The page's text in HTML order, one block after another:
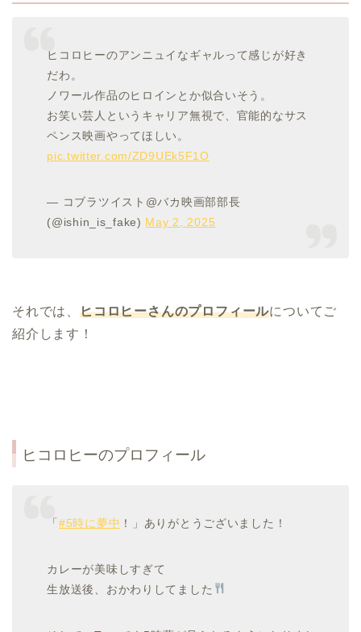
ヒコロヒーのアンニュイなギャルって感じが好き
だわ。
ノワール作品のヒロインとか似合いそう。
お笑い芸人というキャリア無視で、官能的なサス
ペンス映画やってほしい。
pic.twitter.com/ZD9UEk5F1O
— コブラツイスト@バカ映画部部長
(@ishin_is_fake) May 2, 2025
それでは、 ヒコロヒーさんのプロフィールについてご
紹介します！
ヒコロヒーのプロフィール
「 #5時に夢中 ！」ありがとうございました！
カレーが美味しすぎて
生放送後、おかわりしてました